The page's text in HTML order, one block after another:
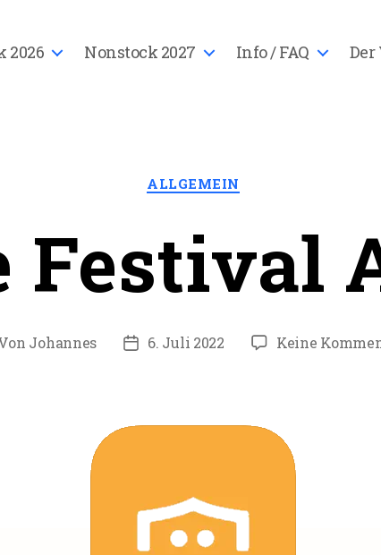
2026 Nonstock 2027 Info / FAQ Der
Kategorien
ALLGEMEIN
Festival
Johannes Veröffentlichungsdatum
6. Juli 2022 Keine